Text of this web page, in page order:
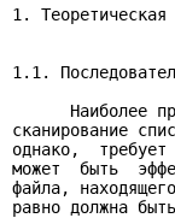
1. Теоретическая
1.1.
Наиболее
сканирование
однако,
может  быть
файла,
равно должна